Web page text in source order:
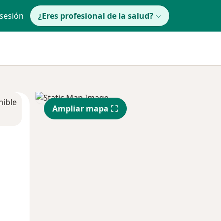
¿Eres profesional de la salud?
Ampliar mapa